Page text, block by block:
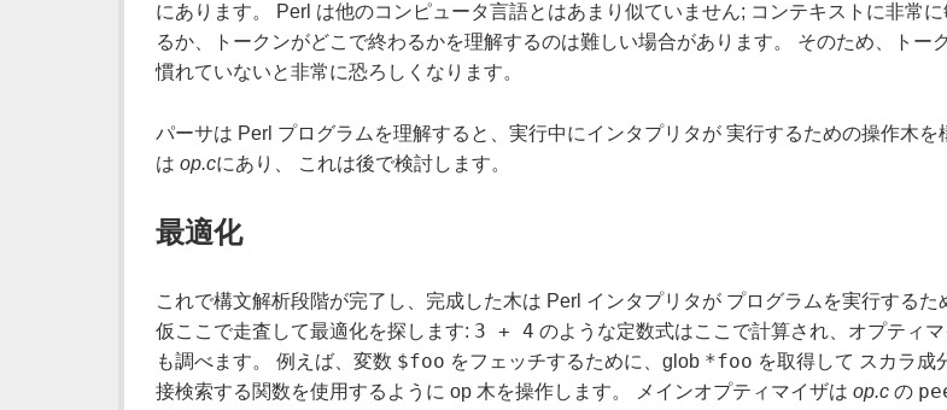
にあります。 Perl は他のコンピュータ言語とはあまり似ていません; コンテキストに非常
るか、トークンがどこで終わるかを理解するのは難しい場合があります。 そのため、ト
慣れていないと非常に恐ろしくなります。
パーサは Perl プログラムを理解すると、実行中にインタプリタが 実行するための操作木
は op.cにあり、 これは後で検討します。
最適化
これで構文解析段階が完了し、完成した木は Perl インタプリタが プログラムを実行する
仮ここで走査して最適化を探します: 3 + 4 のような定数式はここで計算され、オプティ
も調べます。 例えば、変数 $foo をフェッチするために、glob *foo を取得して スカラ成
接検索する関数を使用するように op 木を操作します。 メインオプティマイザは op.cの